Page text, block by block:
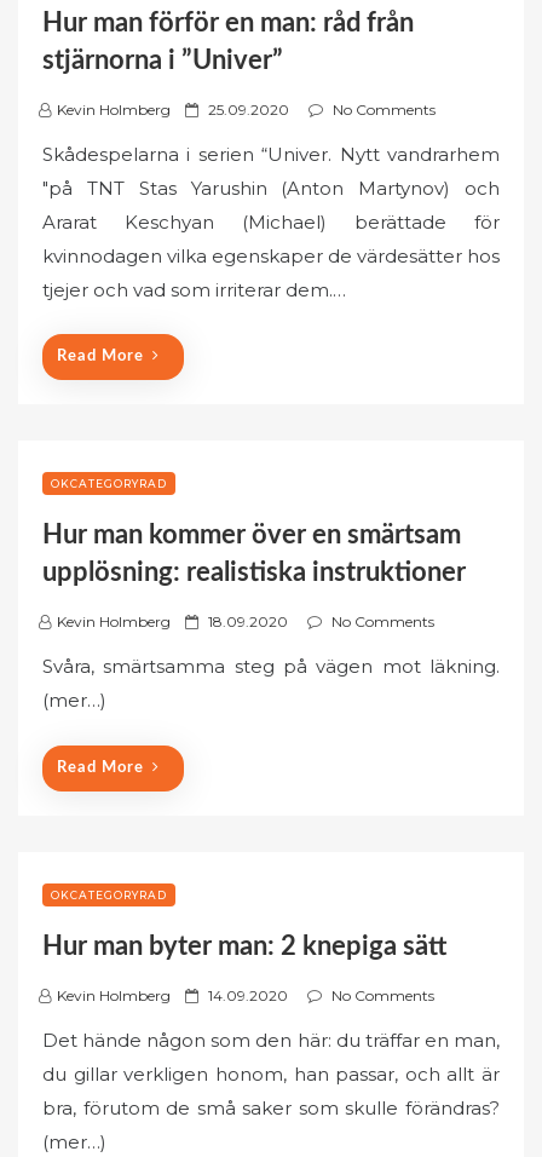
Hur man förför en man: råd från
stjärnorna i ”Univer”
Kevin Holmberg
P
s
t
e
d
25.09.2020 No Comments
Skådespelarna i serien “Univer. Nytt vandrarhem
"på TNT Stas Yarushin (Anton Martynov) och
Ararat Keschyan (Michael) berättade för
kvinnodagen vilka egenskaper de värdesätter hos
tjejer och vad som irriterar dem.…
Read More
OKCATEGORYRAD
Hur man kommer över en smärtsam
upplösning: realistiska instruktioner
Kevin Holmberg
P
s
18.09.2020 No Comments
Svåra, smärtsamma steg på vägen mot läkning.
(mer…)
Read More
OKCATEGORYRAD
Hur man byter man: 2 knepiga sätt
Kevin Holmberg
P
s
t
e
14.09.2020 No Comments
Det hände någon som den här: du träffar en man,
du gillar verkligen honom, han passar, och allt är
bra, förutom de små saker som skulle förändras?
(mer…)